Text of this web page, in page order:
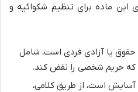
این ماده برای تنظیم شکوائیه و
حقوق یا آزادی فردی است، شامل
که حریم شخصی را نقض کند.
آسایش است، از طریق کلامی،